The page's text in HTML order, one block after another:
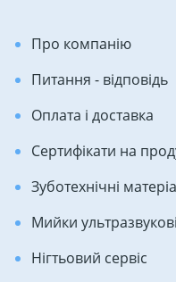
Про компанію
Питання - відповідь
Оплата і доставка
Сертифікати на
Зуботехнічні
Мийки ультразвукові
Нігтьовий сервіс